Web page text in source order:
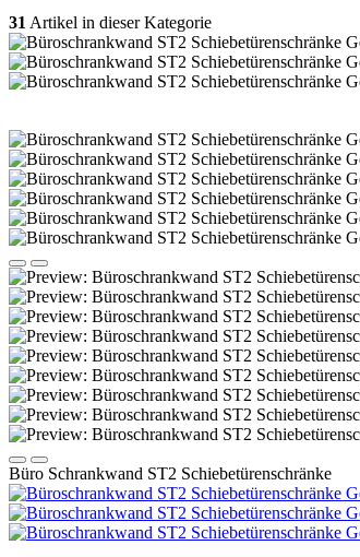
31 Artikel in dieser Kategorie
Büro Schrankwand ST2 Schiebetürenschränke